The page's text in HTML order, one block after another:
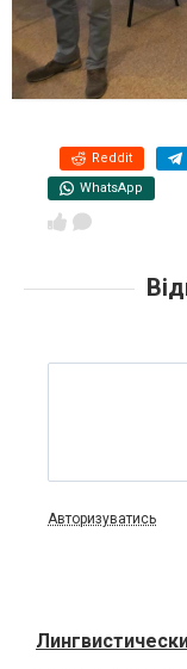
Reddit
WhatsApp
Авторизуватись